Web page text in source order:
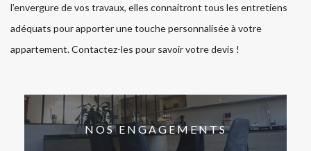
l’envergure de vos travaux, elles connaitront tous les entretiens
adéquats pour apporter une touche personnalisée à votre
appartement. Contactez-les pour savoir votre devis !
NOS ENGAGEMENTS